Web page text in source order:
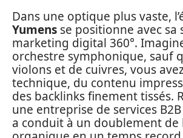
Dans une optique plus vaste,
Yumens se positionne avec sa
marketing digital 360°.
orchestre symphonique, sauf
violons et de cuivres, vous
technique, du contenu
des backlinks finement tissés.
une entreprise de services
a conduit à un doublement